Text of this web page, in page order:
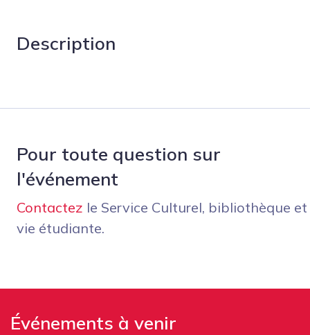
Description
Pour toute question sur
l'événement
Contactez le Service Culturel, bibliothèque et
vie étudiante.
Événements à venir